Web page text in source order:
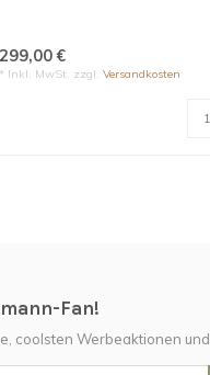
299,00 €
* Inkl. MwSt. zzgl. Versandkosten
Fan!
coolsten Werbeaktionen